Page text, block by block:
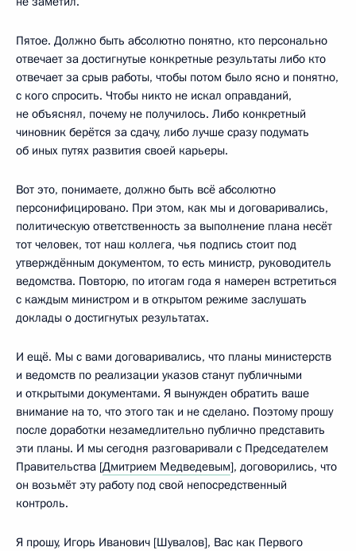
Пятое. Должно быть абсолютно понятно, кто персонально
отвечает за достигнутые конкретные результаты либо кто
отвечает за срыв работы, чтобы потом было ясно и понятно,
с кого спросить. Чтобы никто не искал оправданий,
не объяснял, почему не получилось. Либо конкретный
чиновник берётся за сдачу, либо лучше сразу подумать
об иных путях развития своей карьеры.
Вот это, понимаете, должно быть всё абсолютно
персонифицировано. При этом, как мы и договаривались,
политическую ответственность за выполнение плана несёт
тот человек, тот наш коллега, чья подпись стоит под
утверждённым документом, то есть министр, руководитель
ведомства. Повторю, по итогам года я намерен встретиться
с каждым министром и в открытом режиме заслушать
доклады о достигнутых результатах.
И ещё. Мы с вами договаривались, что планы министерств
и ведомств по реализации указов станут публичными
и открытыми документами. Я вынужден обратить ваше
внимание на то, что этого так и не сделано. Поэтому прошу
после доработки незамедлительно публично представить
эти планы. И мы сегодня разговаривали с Председателем
Правительства [Дмитрием Медведевым], договорились, что
он возьмёт эту работу под свой непосредственный
контроль.
Я прошу, Игорь Иванович [Шувалов], Вас как Первого